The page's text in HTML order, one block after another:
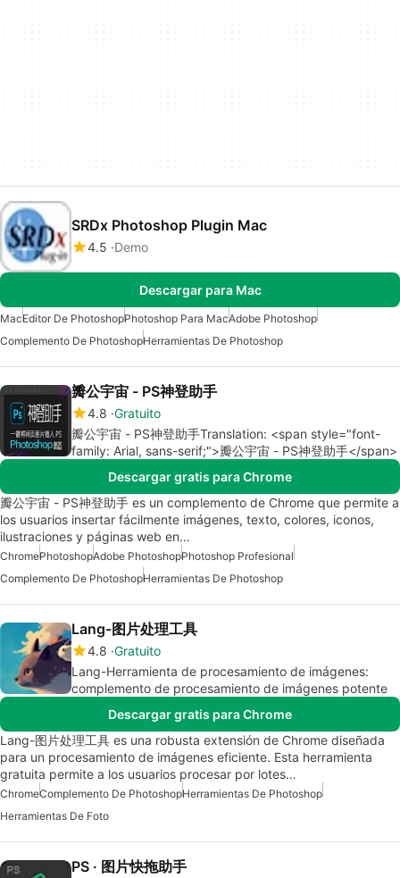
SRDx Photoshop Plugin Mac
4.5 Demo
Descargar para Mac
MacEditor De PhotoshopPhotoshop Para MacAdobe Photoshop
Complemento De PhotoshopHerramientas De Photoshop
瓣公宇宙 - PS神登助手
4.8 Gratuito
瓣公宇宙 - PS神登助手Translation: <span style="font-
family: Arial, sans-serif;">瓣公宇宙 - PS神登助手</span>
Descargar gratis para Chrome
瓣公宇宙 - PS神登助手 es un complemento de Chrome que permite a
los usuarios insertar fácilmente imágenes, texto, colores, iconos,
ilustraciones y páginas web en…
ChromePhotoshopAdobe PhotoshopPhotoshop Profesional
Complemento De PhotoshopHerramientas De Photoshop
Lang-图片处理工具
4.8 Gratuito
Lang-Herramienta de procesamiento de imágenes:
complemento de procesamiento de imágenes potente
Descargar gratis para Chrome
Lang-图片处理工具 es una robusta extensión de Chrome diseñada
para un procesamiento de imágenes eficiente. Esta herramienta
gratuita permite a los usuarios procesar por lotes…
ChromeComplemento De PhotoshopHerramientas De Photoshop
Herramientas De Foto
PS · 图片快拖助手